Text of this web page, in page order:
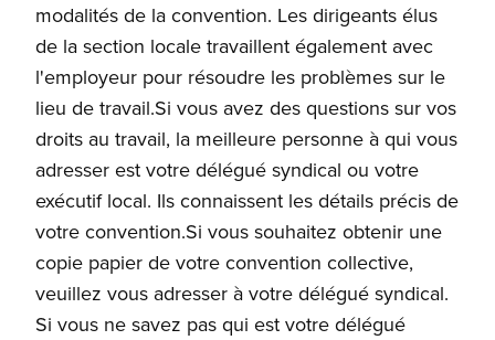
modalités de la convention. Les dirigeants élus
de la section locale travaillent également avec
l'employeur pour résoudre les problèmes sur le
lieu de travail.Si vous avez des questions sur vos
droits au travail, la meilleure personne à qui vous
adresser est votre délégué syndical ou votre
exécutif local. Ils connaissent les détails précis de
votre convention.Si vous souhaitez obtenir une
copie papier de votre convention collective,
veuillez vous adresser à votre délégué syndical.
Si vous ne savez pas qui est votre délégué